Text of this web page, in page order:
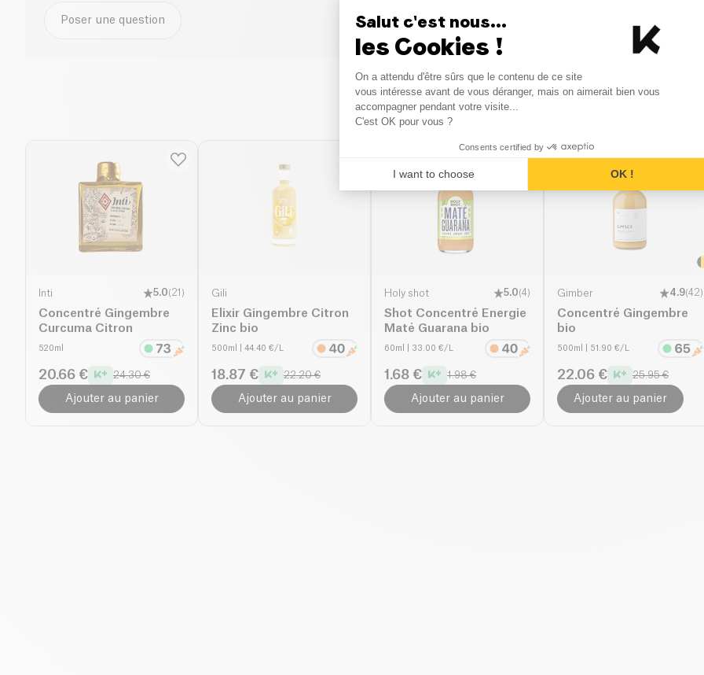
Poser une question
Produits similaires
Inti 5.0(21 )
Concentré Gingembre
Curcuma Citron
520ml
20.66 € 24.30 €
Ajouter au panier
Gili
Elixir Gingembre Citron
Zinc bio
500ml | 44.40 €/L
18.87 € 22.20 €
Ajouter au panier
Holy shot 5.0(4)
Shot Concentré Energie
Maté Guarana bio
60ml | 33.00 €/L
1.68 € 1.98 €
Ajouter au panier
Gimber 4.9(42)
Concentré Gingembre
bio
500ml | 51.90 €/L
22.06 € 25.95 €
Ajouter au panier
Salut c'est nous...
les Cookies !
Consent Management
On a attendu d'être sûrs que le contenu de ce site
vous intéresse avant de vous déranger, mais on aimerait bien vous
accompagner pendant votre visite...
C'est OK pour vous ?
Consents certified by
I want to choose OK !
Axeptio consent